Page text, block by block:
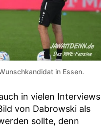
in Essen.
in vielen Interviews
von Dabrowski als
sollte, denn